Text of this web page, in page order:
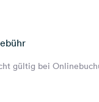
gültig bei